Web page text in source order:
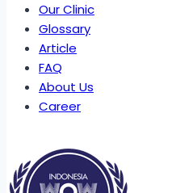
Our Clinic
Glossary
Article
FAQ
About Us
Career